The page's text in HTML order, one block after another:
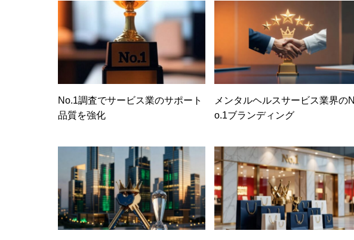
No.1調査でサービス業のサポート
品質を強化
メンタルヘルスサービス業界のN
o.1ブランディング